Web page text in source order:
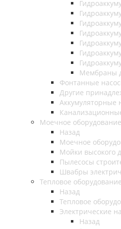
Мембраны
Фонтанные
Другие
Аккумуляторные
Моечное оборудование
Назад
Моечное
Мойки высокого
Пылесосы
Швабры
Тепловое оборудование
Назад
Тепловое
Электрические
Назад